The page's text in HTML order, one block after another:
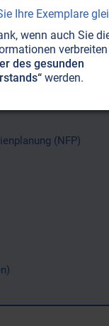
(NFP)
Ihre Exemplare
wenn auch Sie
des gesunden
werden.